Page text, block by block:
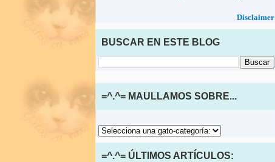
Disclaimer
BUSCAR EN ESTE BLOG
=^.^= MAULLAMOS SOBRE...
=^.^= ÚLTIMOS ARTÍCULOS: